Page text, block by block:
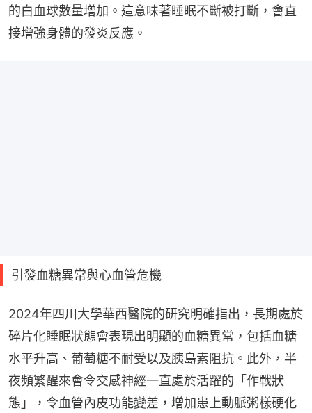
的白血球數量增加。這意味著睡眠不斷被打斷，會直
接增強身體的發炎反應。
引發血糖異常與心血管危機
2024年四川大學華西醫院的研究明確指出，長期處於
碎片化睡眠狀態會表現出明顯的血糖異常，包括血糖
水平升高、葡萄糖不耐受以及胰島素阻抗。此外，半
夜頻繁醒來會令交感神經一直處於活躍的「作戰狀
態」，令血管內皮功能變差，增加患上動脈粥樣硬化